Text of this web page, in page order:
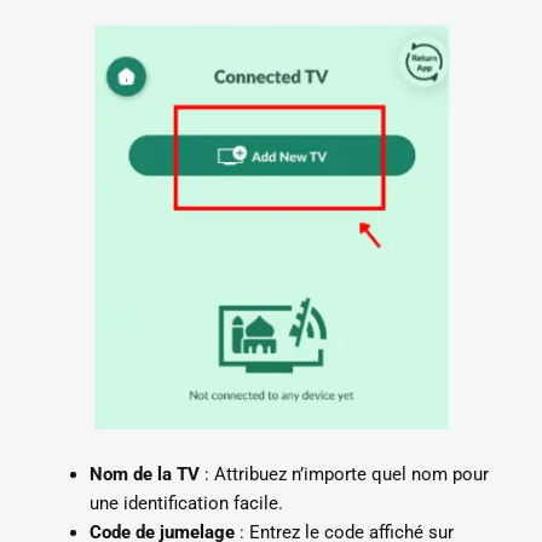
Nom de la TV: Attribuez n’importe quel nom pour
une identification facile.
Code de jumelage: Entrez le code affiché sur